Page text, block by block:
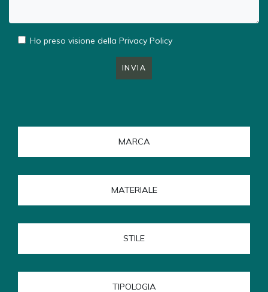
Ho preso visione della Privacy Policy
INVIA
MARCA
MATERIALE
STILE
TIPOLOGIA